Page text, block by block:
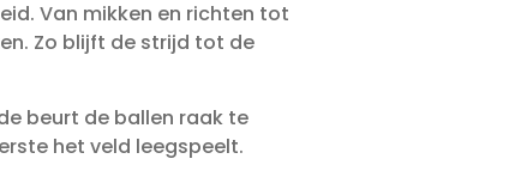
Van mikken en richten tot
Zo blijft de strijd tot de
beurt de ballen raak te
het veld leegspeelt.